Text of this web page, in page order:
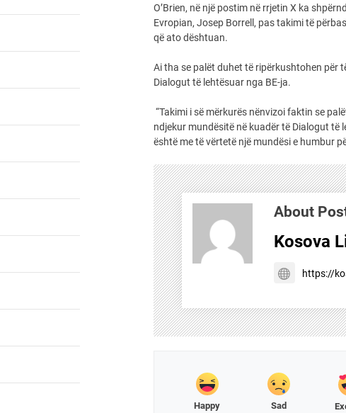
O’Brien, në një postim në rrjetin X ka
Evropian, Josep Borrell, pas takimi të
që ato dështuan.
Ai tha se palët duhet të ripërkushtohen për
Dialogut të lehtësuar nga BE-ja.
“Takimi i së mërkurës nënvizoi faktin se
ndjekur mundësitë në kuadër të Dialogut të
është me të vërtetë një mundësi e humbur
About
Kosova
https://
Happy Sad